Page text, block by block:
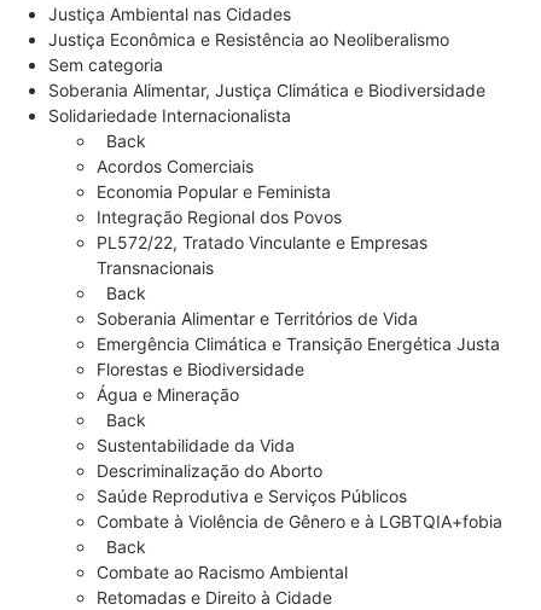
Justiça Ambiental nas Cidades
Justiça Econômica e Resistência ao Neoliberalismo
Sem categoria
Soberania Alimentar, Justiça Climática e Biodiversidade
Solidariedade Internacionalista
Back
Acordos Comerciais
Economia Popular e Feminista
Integração Regional dos Povos
PL572/22, Tratado Vinculante e Empresas
Transnacionais
Back
Soberania Alimentar e Territórios de Vida
Emergência Climática e Transição Energética Justa
Florestas e Biodiversidade
Água e Mineração
Back
Sustentabilidade da Vida
Descriminalização do Aborto
Saúde Reprodutiva e Serviços Públicos
Combate à Violência de Gênero e à LGBTQIA+fobia
Back
Combate ao Racismo Ambiental
Retomadas e Direito à Cidade